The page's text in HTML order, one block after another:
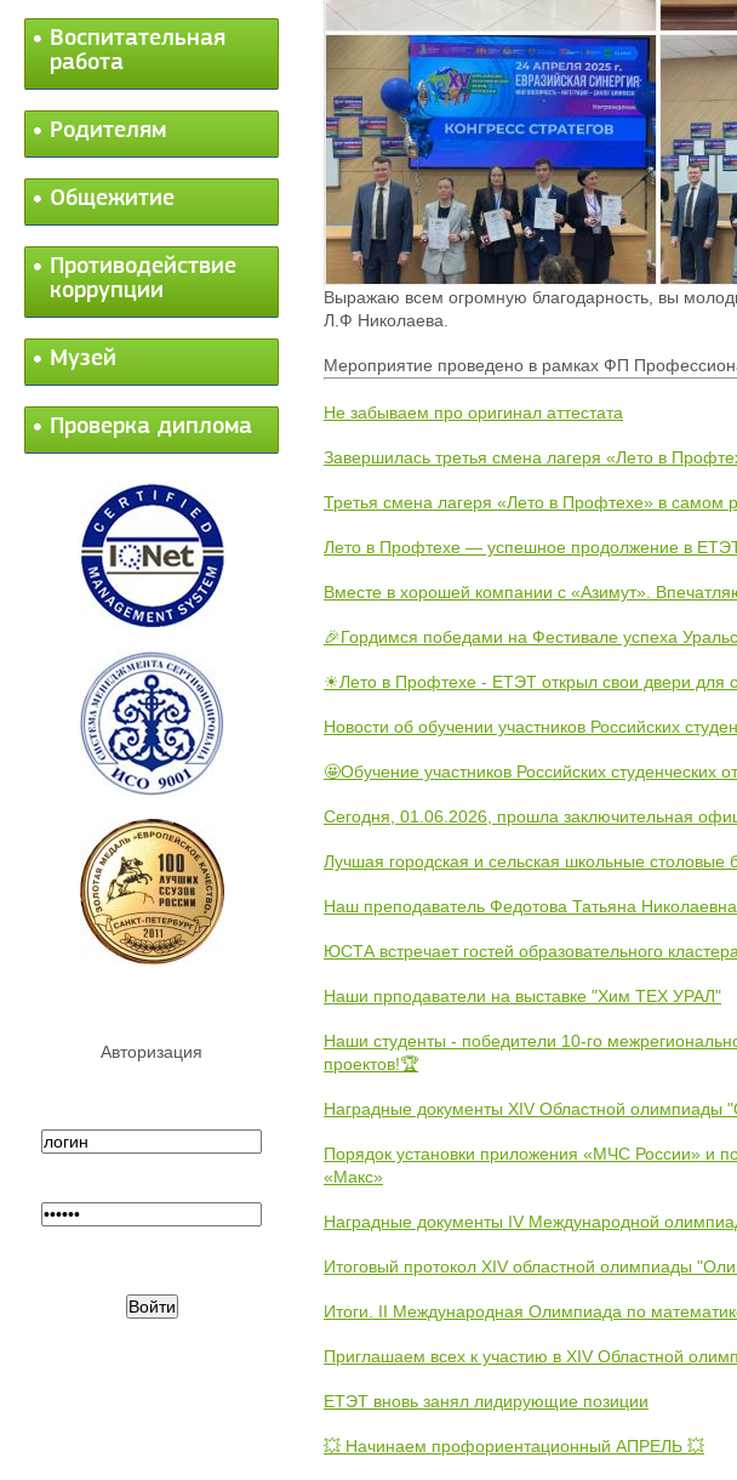
Воспитательная
работа
Родителям
Общежитие
Противодействие
коррупции
Музей
Проверка диплома
Авторизация
Выражаю всем огромную благодарность, вы
Л.Ф Николаева.
Мероприятие проведено в рамках ФП
Не забываем про оригинал аттестата
Завершилась третья смена лагеря «Лето в
Третья смена лагеря «Лето в Профтехе» в самом
Лето в Профтехе — успешное продолжение в
Вместе в хорошей компании с «Азимут».
🎉Гордимся победами на Фестивале успеха
☀Лето в Профтехе - ЕТЭТ открыл свои двери для
Новости об обучении участников Российских
🤩Обучение участников Российских студенческих
Сегодня, 01.06.2026, прошла заключительная
Лучшая городская и сельская школьные
Наш преподаватель Федотова Татьяна Николаевна
ЮСТА встречает гостей образовательного
Наши прподаватели на выставке "Хим ТЕХ УРАЛ"
Наши студенты - победители 10-го
проектов!🏆
Наградные документы XIV Областной олимпиады
Порядок установки приложения «МЧС России» и
«Макс»
Наградные документы IV Международной
Итоговый протокол XIV областной олимпиады
Итоги. II Международная Олимпиада по
Приглашаем всех к участию в XIV Областной
ЕТЭТ вновь занял лидирующие позиции
💥 Начинаем профориентационный АПРЕЛЬ 💥